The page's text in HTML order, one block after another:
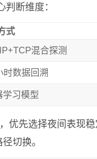
断维度：
式
混合探测
时数据回溯
学习模型
优先选择夜间表现
切换。